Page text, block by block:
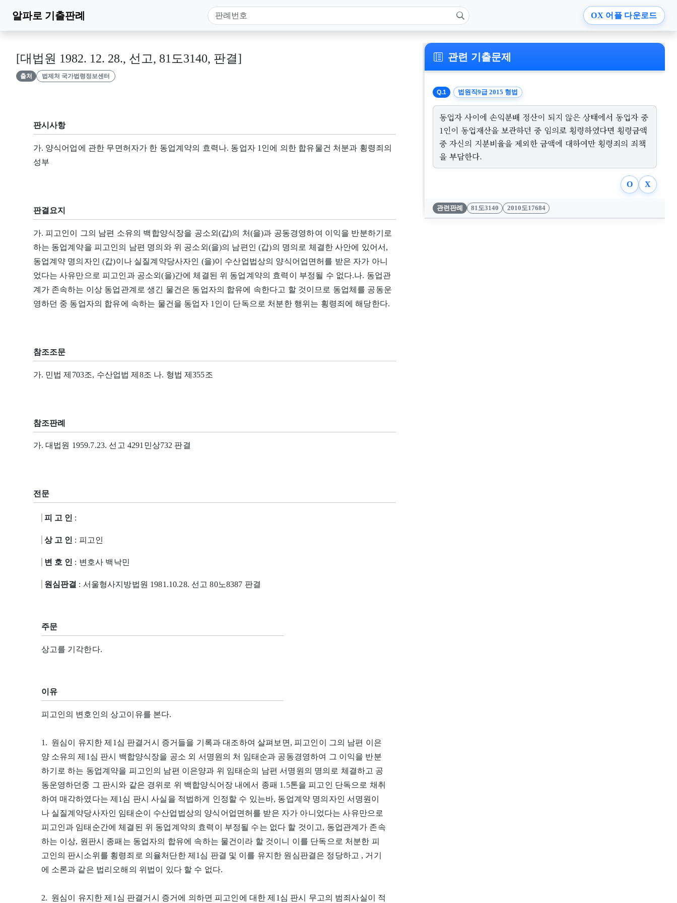
알파로 기출판례 OX 어플 다운로드
[대법원 1982. 12. 28., 선고, 81도3140, 판결]
출처 법제처 국가법령정보센터
판시사항
가. 양식어업에 관한 무면허자가 한 동업계약의 효력나. 동업자 1인에 의한 합유물건 처분과 횡령죄의
성부
판결요지
가. 피고인이 그의 남편 소유의 백합양식장을 공소외(갑)의 처(을)과 공동경영하여 이익을 반분하기로
하는 동업계약을 피고인의 남편 명의와 위 공소외(을)의 남편인 (갑)의 명의로 체결한 사안에 있어서,
동업계약 명의자인 (갑)이나 실질계약당사자인 (을)이 수산업법상의 양식어업면허를 받은 자가 아니
었다는 사유만으로 피고인과 공소외(을)간에 체결된 위 동업계약의 효력이 부정될 수 없다.나. 동업관
계가 존속하는 이상 동업관계로 생긴 물건은 동업자의 합유에 속한다고 할 것이므로 동업체를 공동운
영하던 중 동업자의 합유에 속하는 물건을 동업자 1인이 단독으로 처분한 행위는 횡령죄에 해당한다.
참조조문
가. 민법 제703조, 수산업법 제8조 나. 형법 제355조
참조판례
가. 대법원 1959.7.23. 선고 4291민상732 판결
전문
피 고 인 :
상 고 인 : 피고인
변 호 인 : 변호사 백낙민
원심판결 : 서울형사지방법원 1981.10.28. 선고 80노8387 판결
주문
상고를 기각한다.
이유
피고인의 변호인의 상고이유를 본다.
1. 원심이 유지한 제1심 판결거시 증거들을 기록과 대조하여 살펴보면, 피고인이 그의 남편 이은
양 소유의 제1심 판시 백합양식장을 공소 외 서명원의 처 임태순과 공동경영하여 그 이익을 반분
하기로 하는 동업계약을 피고인의 남편 이은양과 위 임태순의 남편 서명원의 명의로 체결하고 공
동운영하던중 그 판시와 같은 경위로 위 백합양식어장 내에서 종패 1.5톤을 피고인 단독으로 채취
하여 매각하였다는 제1심 판시 사실을 적법하게 인정할 수 있는바, 동업계약 명의자인 서명원이
나 실질계약당사자인 임태순이 수산업법상의 양식어업면허를 받은 자가 아니었다는 사유만으로
피고인과 임태순간에 체결된 위 동업계약의 효력이 부정될 수는 없다 할 것이고, 동업관계가 존속
하는 이상, 원판시 종패는 동업자의 합유에 속하는 물건이라 할 것이니 이를 단독으로 처분한 피
고인의 판시소위를 횡령죄로 의율처단한 제1심 판결 및 이를 유지한 원심판결은 정당하고 , 거기
에 소론과 같은 법리오해의 위법이 있다 할 수 없다.
2. 원심이 유지한 제1심 판결거시 증거에 의하면 피고인에 대한 제1심 판시 무고의 범죄사실이 적
관련 기출문제
Q.1 법원직9급 2015 형법
동업자 사이에 손익분배 정산이 되지 않은 상태에서 동업자 중
1인이 동업재산을 보관하던 중 임의로 횡령하였다면 횡령금액
중 자신의 지분비율을 제외한 금액에 대하여만 횡령죄의 죄책
을 부담한다.
O X
관련판례 81도3140 2010도17684